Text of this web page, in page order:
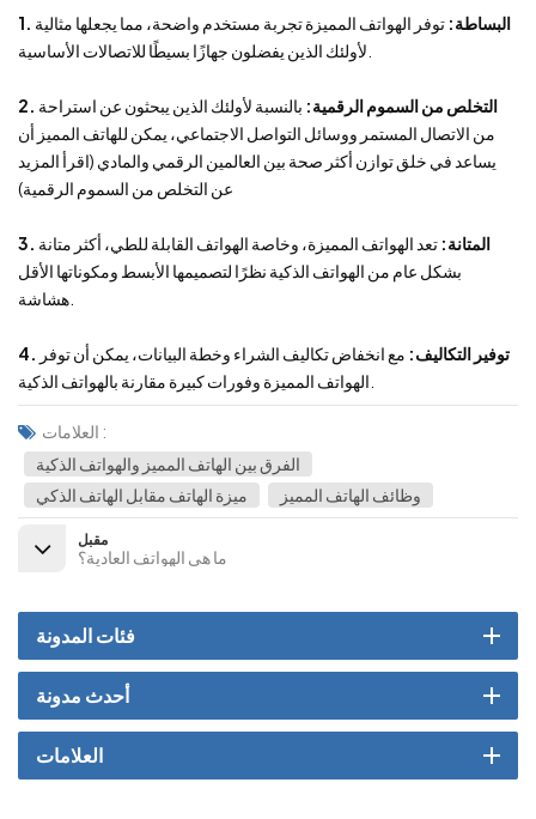
1. البساطة: توفر الهواتف المميزة تجربة مستخدم واضحة، مما يجعلها مثالية
2. التخلص من السموم الرقمية: بالنسبة لأولئك الذين يبحثون عن استراحة
من الاتصال المستمر ووسائل التواصل الاجتماعي، يمكن للهاتف المميز أن
يساعد في خلق توازن أكثر صحة بين العالمين الرقمي والمادي (اقرأ المزيد
عن التخلص من السموم الرقمية)
3. المتانة: تعد الهواتف المميزة، وخاصة الهواتف القابلة للطي، أكثر متانة
بشكل عام من الهواتف الذكية نظرًا لتصميمها الأبسط ومكوناتها الأقل
4. توفير التكاليف: مع انخفاض تكاليف الشراء وخطة البيانات، يمكن أن توفر
العلامات :
الفرق بين الهاتف المميز والهواتف الذكية
ميزة الهاتف مقابل الهاتف الذكي
وظائف الهاتف المميز
مقبل
ما هي الهواتف العادية؟
فئات المدونة
أحدث مدونة
العلامات